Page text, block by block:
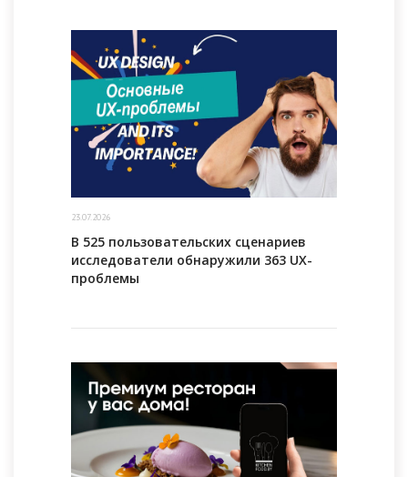
23.07.2026
В 525 пользовательских сценариев
исследователи обнаружили 363 UX-
проблемы